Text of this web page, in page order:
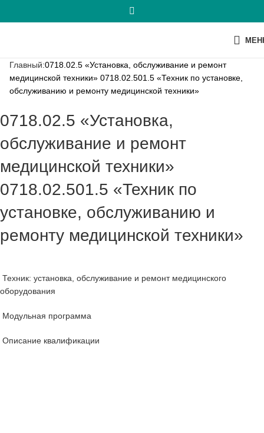
Главный:0718.02.5 «Установка, обслуживание и ремонт
медицинской техники» 0718.02.501.5 «Техник по установке,
обслуживанию и ремонту медицинской техники»
0718.02.5 «Установка,
обслуживание и ремонт
медицинской техники»
0718.02.501.5 «Техник по
установке, обслуживанию и
ремонту медицинской техники»
Техник: установка, обслуживание и ремонт медицинского
оборудования
Модульная программа
Описание квалификации